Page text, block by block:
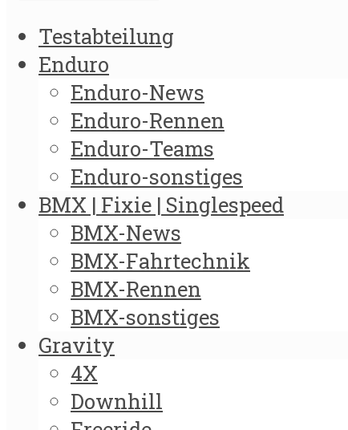
Testabteilung
Enduro
Enduro-News
Enduro-Rennen
Enduro-Teams
Enduro-sonstiges
BMX | Fixie | Singlespeed
BMX-News
BMX-Fahrtechnik
BMX-Rennen
BMX-sonstiges
Gravity
4X
Downhill